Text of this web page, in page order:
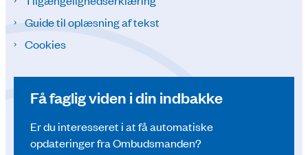
Guide til oplæsning af tekst
Cookies
Få faglig viden i din indbakke
Er du interesseret i at få automatiske
opdateringer fra Ombudsmanden?